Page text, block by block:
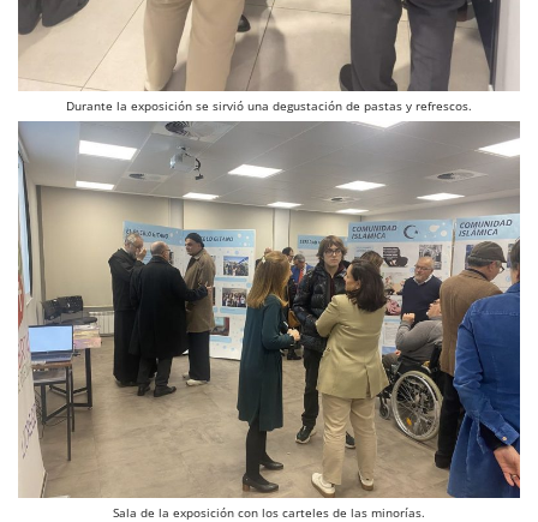
Durante la exposición se sirvió una degustación de pastas y refrescos.
Sala de la exposición con los carteles de las minorías.